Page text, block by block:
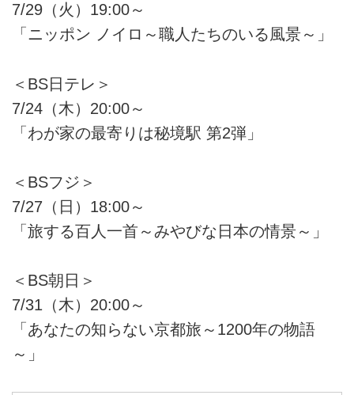
7/29（火）19:00～
「ニッポン ノイロ～職人たちのいる風景～」
＜BS日テレ＞
7/24（木）20:00～
「わが家の最寄りは秘境駅 第2弾」
＜BSフジ＞
7/27（日）18:00～
「旅する百人一首～みやびな日本の情景～」
＜BS朝日＞
7/31（木）20:00～
「あなたの知らない京都旅～1200年の物語
～」